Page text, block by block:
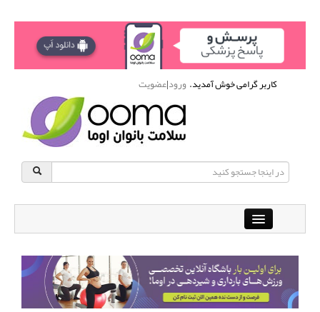
کاربر گرامی خوش آمدید.ورود|عضویت
باشگاه آنلاین ورزشی اوما
دانشنامه سلامت بانوان پرسش و پاسخ